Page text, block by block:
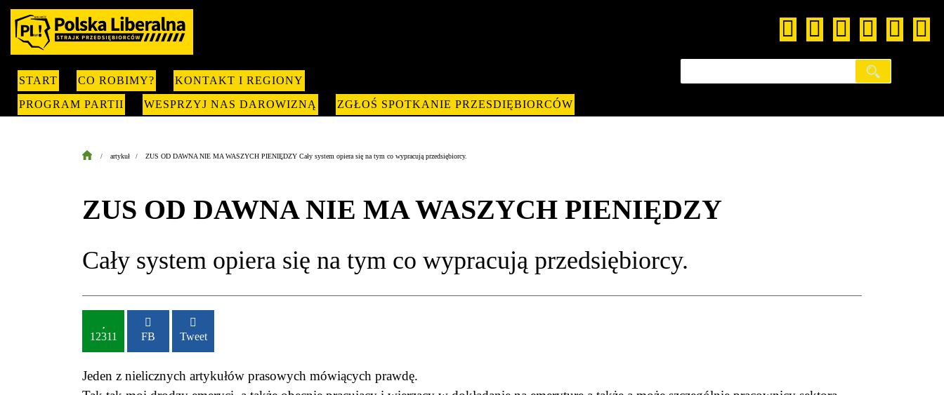
START CO ROBIMY?
KONTAKT I REGIONY
PROGRAM PARTII
WESPRZYJ NAS DAROWIZNĄ ZGŁOŚ SPOTKANIE PRZESDIĘBIORCÓW
artykuł ZUS OD DAWNA NIE MA WASZYCH PIENIĘDZY Cały system opiera się na tym co wypracują przedsiębiorcy.
ZUS OD DAWNA NIE MA WASZYCH PIENIĘDZY
Cały system opiera się na tym co wypracują przedsiębiorcy.
12311 FB Tweet
Jeden z nielicznych artykułów prasowych mówiących prawdę.